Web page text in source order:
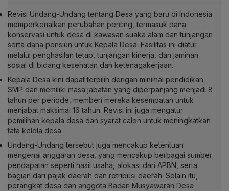
Revisi Undang-Undang tentang Desa yang baru di Indonesia
memperkenalkan perubahan penting, termasuk dana
konservasi untuk desa di kawasan suaka alam dan tunjangan
serta dana pensiun untuk Kepala Desa. Fasilitas ini diatur
melalui penghasilan tetap, tunjangan kinerja, dan jaminan
sosial di bidang kesehatan dan ketenagakerjaan.
Kepala Desa kini dapat terpilih dengan minimal pendidikan
SMP dan memiliki masa jabatan yang diperpanjang menjadi 8
tahun per periode, memberi mereka kesempatan untuk
menjabat maksimal 16 tahun. Revisi ini juga mengatur
pemilihan kepala desa dan syarat calon untuk meningkatkan
tata kelola desa.
Undang-Undang tersebut juga mencakup ketentuan
mengenai anggaran desa, yang mencakup berbagai sumber
pendapatan seperti hasil usaha, alokasi dari APBN, serta
bagian dari pajak daerah dan retribusi daerah. Selain itu,
perangkat desa dan anggota Badan Musyawarah Desa